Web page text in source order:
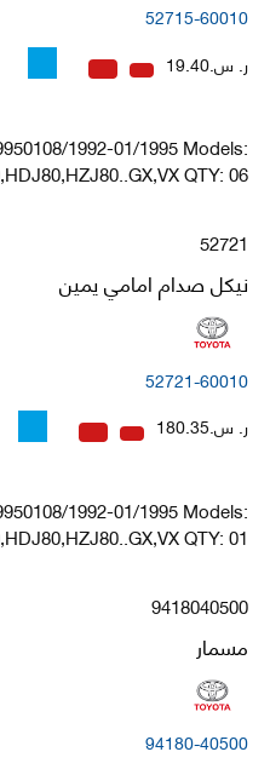
52715-60010
ر. س.19.40
1992-01/1995 Models:
QTY: 06
52721
نيكل صدام امامي يمين
52721-60010
ر. س.180.35
1992-01/1995 Models:
QTY: 01
9418040500
مسمار
94180-40500